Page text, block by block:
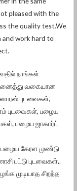
pleased with the
the quality test.We
and work hard to
நாங்கள்
வகையான
புடவைகள்,
புடவைகள், பழைய
பழைய ஜாகார்ட்
பழைய கேரள முண்டு
பட்டு புடவைகள்,.
முடியாத சிறந்த